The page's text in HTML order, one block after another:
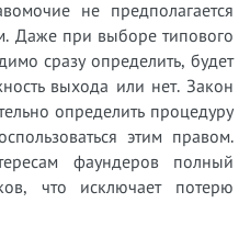
не предполагается
Даже при выборе типового
сразу определить, будет
выхода или нет. Закон
определить процедуру
этим правом.
фаундеров полный
что исключает потерю